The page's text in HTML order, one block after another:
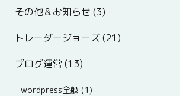
その他＆お知らせ (3)
トレーダージョーズ (21)
ブログ運営 (13)
wordpress全般 (1)